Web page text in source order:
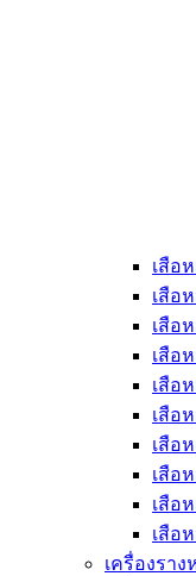
เสือ
เสือ
เสือ
เสือ
เสือ
เสือ
เสือ
เสือ
เสือ
เสือ
เครื่องรา